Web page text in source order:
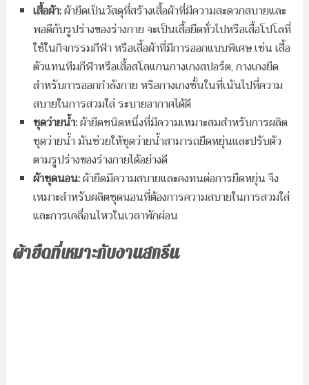
เสื้อผ้า:ผ้ายืดเป็นวัสดุที่สร้างเสื้อผ้าที่มีความสะดวกสบายและ
พอดีกับรูปร่างของร่างกาย จะเป็นเสื้อยืดทั่วไปหรือเสื้อโปโลที่
ใช้ในกิจกรรมกีฬา หรือเสื้อผ้าที่มีการออกแบบพิเศษ เช่น เสื้อ
ตัวแทนทีมกีฬาหรือเสื้อสโลแกนกางเกงสปอร์ต, กางเกงยืด
สำหรับการออกกำลังกาย หรือกางเกงชั้นในที่เน้นไปที่ความ
สบายในการสวมใส่ ระบายอากาศได้ดี
ชุดว่ายน้ำ:ผ้ายืดชนิดหนึ่งที่มีความเหมาะสมสำหรับการผลิต
ชุดว่ายน้ำ มันช่วยให้ชุดว่ายน้ำสามารถยืดหยุ่นและปรับตัว
ตามรูปร่างของร่างกายได้อย่างดี
ผ้าชุดนอน:ผ้ายืดมีความสบายและคงทนต่อการยืดหยุ่น จึง
เหมาะสำหรับผลิตชุดนอนที่ต้องการความสบายในการสวมใส่
และการเคลื่อนไหวในเวลาพักผ่อน
ผ้ายืดที่เหมาะกับงานสกรีน